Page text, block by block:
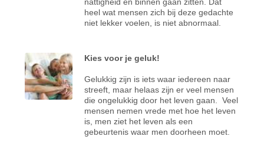
heel wat mensen zich bij deze gedachte
niet lekker voelen, is niet abnormaal.
Kies voor je geluk!
Gelukkig zijn is iets waar iedereen naar
streeft, maar helaas zijn er veel mensen
die ongelukkig door het leven gaan. Veel
mensen nemen vrede met hoe het leven
is, men ziet het leven als een
gebeurtenis waar men doorheen moet.